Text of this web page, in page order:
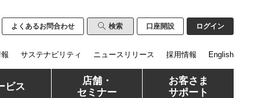
よくあるお問合わせ 検索 口座開設 ログイン
ビス
店舗・
セミナー
お客さま
サポート
サステナビリティ ニュースリリース 採用情報 English